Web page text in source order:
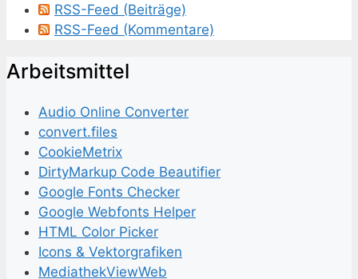
RSS-Feed (Beiträge)
RSS-Feed (Kommentare)
Ar­beits­mit­tel
Audio Online Converter
convert.files
CookieMetrix
DirtyMarkup Code Beautifier
Google Fonts Checker
Google Webfonts Helper
HTML Color Picker
Icons & Vektorgrafiken
MediathekViewWeb